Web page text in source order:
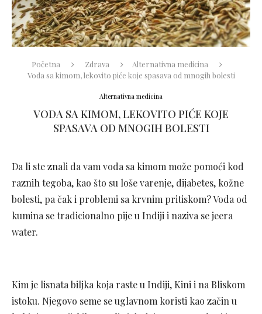
Početna Zdrava
Alternativna medicina
Voda sa kimom, lekovito piće koje spasava od mnogih bolesti
Alternativna medicina
VODA SA KIMOM, LEKOVITO PIĆE KOJE
SPASAVA OD MNOGIH BOLESTI
Da li ste znali da vam voda sa kimom može pomoći kod
raznih tegoba, kao što su loše varenje, dijabetes, kožne
bolesti, pa čak i problemi sa krvnim pritiskom? Voda od
kumina se tradicionalno pije u Indiji i naziva se jeera
water.
Kim je lisnata biljka koja raste u Indiji, Kini i na Bliskom
istoku. Njegovo seme se uglavnom koristi kao začin u